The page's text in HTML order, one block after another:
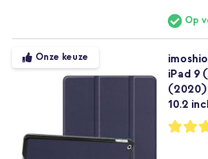
Op
Onze keuze
iPad 9
(2020)
10.2
95%